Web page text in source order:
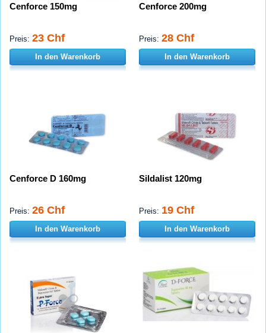
Cenforce 150mg
Preis: 23 Chf
In den Warenkorb
Cenforce 200mg
Preis: 28 Chf
In den Warenkorb
Cenforce D 160mg
Preis: 26 Chf
In den Warenkorb
Sildalist 120mg
Preis: 19 Chf
In den Warenkorb